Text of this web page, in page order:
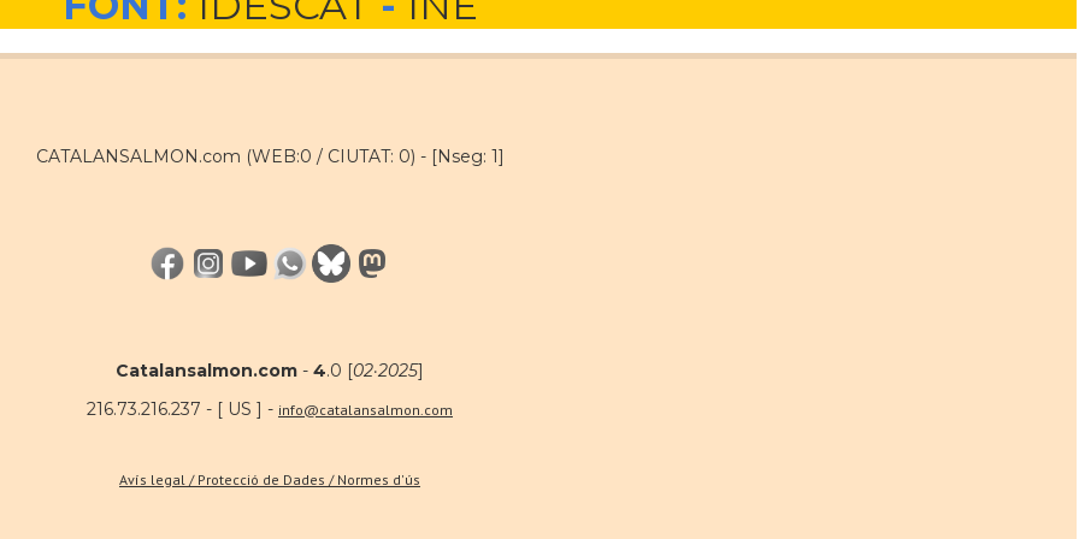
CATALANSALMON.com (WEB:0 / CIUTAT: 0) - [Nseg: 1]
Catalansalmon.com - 4.0 [02·2025]
216.73.216.237 - [ US ] - info@catalansalmon.com
Avís legal / Protecció de Dades / Normes d'ús